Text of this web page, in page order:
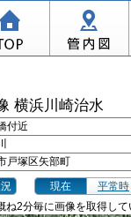
横浜川崎治水
付近
戸塚区矢部町
現在
平常時
ね2分毎に画像を取得し